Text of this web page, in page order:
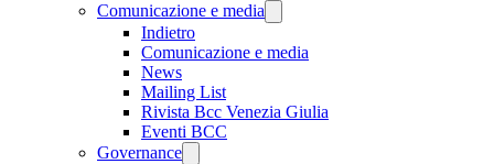
Comunicazione e media
Indietro
Comunicazione e media
News
Mailing List
Rivista Bcc Venezia Giulia
Eventi BCC
Governance